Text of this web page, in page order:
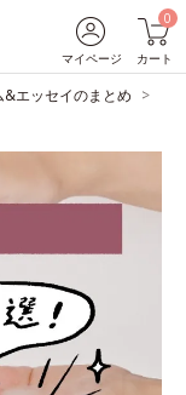
マイページ
0
カート
&エッセイのまとめ